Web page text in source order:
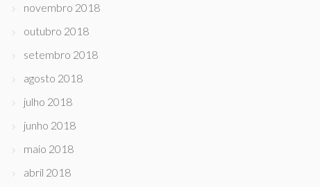
novembro 2018
outubro 2018
setembro 2018
agosto 2018
julho 2018
junho 2018
maio 2018
abril 2018